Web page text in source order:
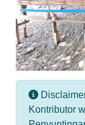
Kontributor